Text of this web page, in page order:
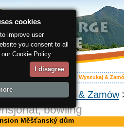
Zakwaterowanie Wyszukaj &
Wyszukaj & Zamów
bowling
Měšťanský dům
cookies
improve user
you consent to all
Cookie Policy.
I disagree